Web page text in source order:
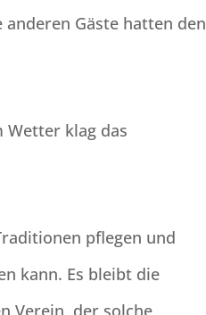
Gäste hatten den
Wetter klag das
pflegen und
kann. Es bleibt die
Verein, der solche